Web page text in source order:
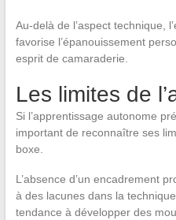
Au-delà de l’aspect technique,
favorise l’épanouissement
esprit de camaraderie.
Les limites de
Si l’apprentissage autonome
important de reconnaître ses
boxe.
L’absence d’un encadrement
à des lacunes dans la
tendance à développer des